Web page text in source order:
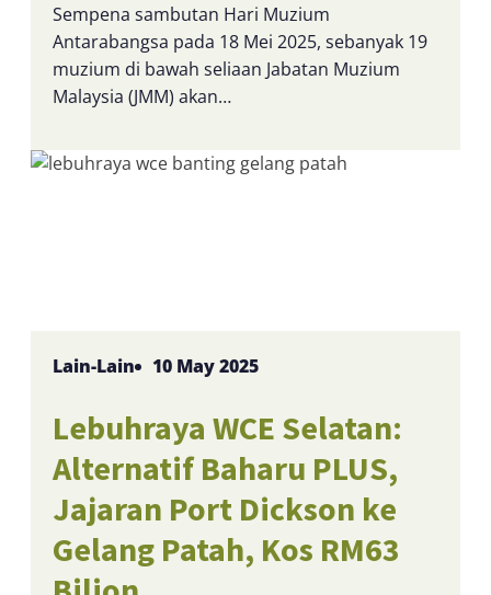
Sempena sambutan Hari Muzium
Antarabangsa pada 18 Mei 2025, sebanyak 19
muzium di bawah seliaan Jabatan Muzium
Malaysia (JMM) akan…
Lain-Lain 10 May 2025
Lebuhraya WCE Selatan:
Alternatif Baharu PLUS,
Jajaran Port Dickson ke
Gelang Patah, Kos RM63